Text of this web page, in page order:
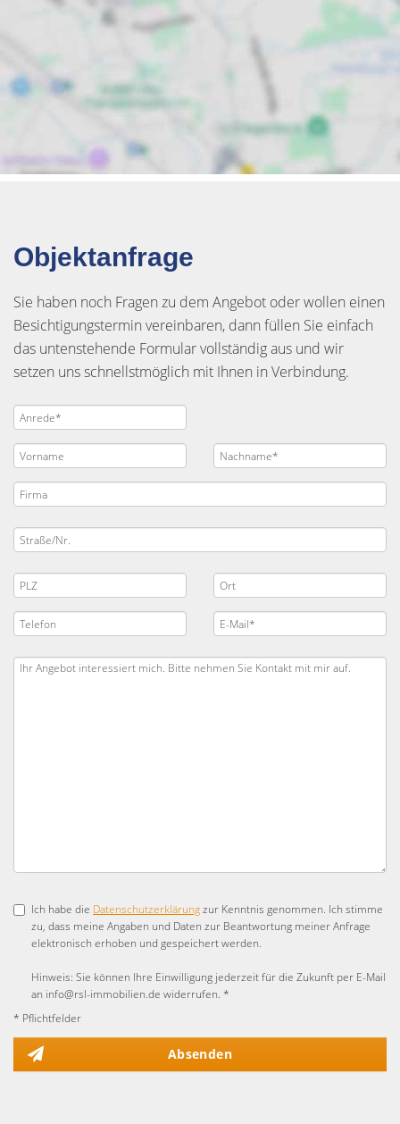
Objektanfrage
Sie haben noch Fragen zu dem Angebot oder wollen einen
Besichtigungstermin vereinbaren, dann füllen Sie einfach
das untenstehende Formular vollständig aus und wir
setzen uns schnellstmöglich mit Ihnen in Verbindung.
Ich habe die Datenschutzerklärungzur Kenntnis genommen. Ich stimme
zu, dass meine Angaben und Daten zur Beantwortung meiner Anfrage
elektronisch erhoben und gespeichert werden.
Hinweis: Sie können Ihre Einwilligung jederzeit für die Zukunft per E-Mail
an info@rsl-immobilien.de widerrufen. *
* Pflichtfelder
Absenden